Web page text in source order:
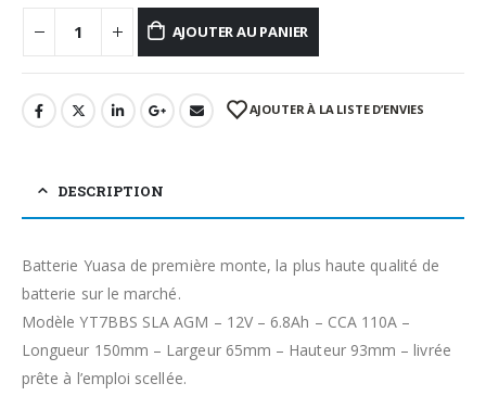
AJOUTER AU PANIER
AJOUTER À LA LISTE D’ENVIES
DESCRIPTION
Batterie Yuasa de première monte, la plus haute qualité de
batterie sur le marché.
Modèle YT7BBS SLA AGM – 12V – 6.8Ah – CCA 110A –
Longueur 150mm – Largeur 65mm – Hauteur 93mm – livrée
prête à l’emploi scellée.